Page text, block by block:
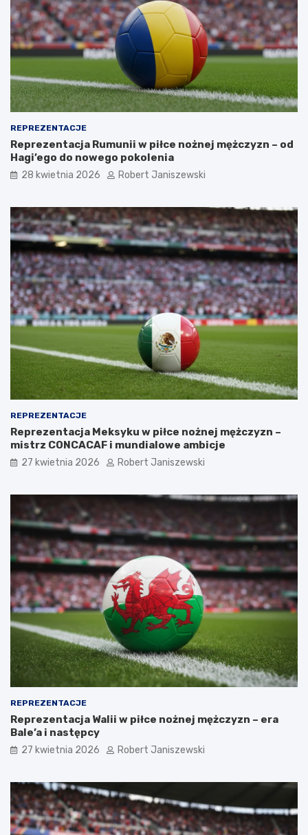
REPREZENTACJE
Reprezentacja Rumunii w piłce nożnej mężczyzn – od
Hagi’ego do nowego pokolenia
28 kwietnia 2026 Robert Janiszewski
REPREZENTACJE
Reprezentacja Meksyku w piłce nożnej mężczyzn –
mistrz CONCACAF i mundialowe ambicje
27 kwietnia 2026 Robert Janiszewski
REPREZENTACJE
Reprezentacja Walii w piłce nożnej mężczyzn – era
Bale’a i następcy
27 kwietnia 2026 Robert Janiszewski